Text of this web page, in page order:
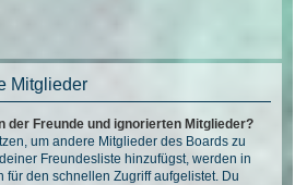
Mitglieder
der Freunde und ignorierten Mitglieder?
um andere Mitglieder des Boards zu
Freundesliste hinzufügst, werden in
den schnellen Zugriff aufgelistet. Du